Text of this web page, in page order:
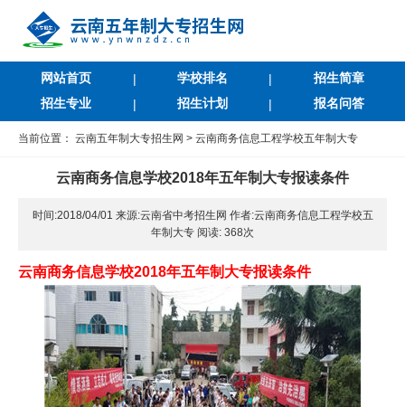
网站首页 | 学校排名 |
招生简章
招生专业
| 招生计划 | 报名问答
当前位置： 云南五年制大专招生网 > 云南商务信息工程学校五年制大专
云南商务信息学校2018年五年制大专报读条件
时间:2018/04/01 来源:云南省中考招生网 作者:云南商务信息工程学校五
年制大专 阅读: 368次
云南商务信息学校2018年五年制大专报读条件